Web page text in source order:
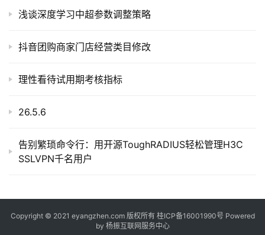
源
码
常
链
接
浅谈深度学习中超参数调整策略
抖音团购商家门店经营类目修改
理性看待试用期考核指标
26.5.6
告别繁琐命令行：用开源ToughRADIUS轻松管理H3C
SSLVPN千名用户
Copyright © 2021 eyangzhen.com 版权所有 桂ICP备16001990号 Powered
by 杨振互联网服务中心